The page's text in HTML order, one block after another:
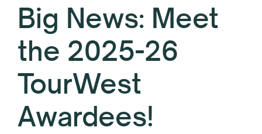
Big News: Meet
the 2025-26
TourWest
Awardees!